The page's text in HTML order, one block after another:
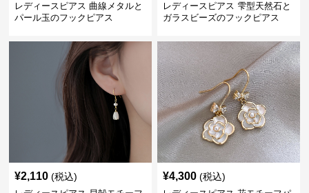
レディースピアス 曲線メタルと
パール玉のフックピアス
レディースピアス 雫型天然石と
ガラスビーズのフックピアス
¥2,110 (税込) ¥4,300 (税込)